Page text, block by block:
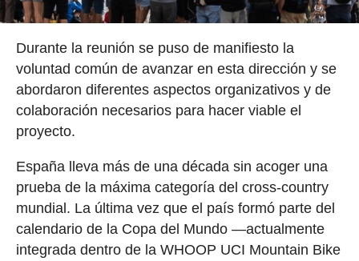
Durante la reunión se puso de manifiesto la
voluntad común de avanzar en esta dirección y se
abordaron diferentes aspectos organizativos y de
colaboración necesarios para hacer viable el
proyecto.
España lleva más de una década sin acoger una
prueba de la máxima categoría del cross-country
mundial. La última vez que el país formó parte del
calendario de la Copa del Mundo —actualmente
integrada dentro de la WHOOP UCI Mountain Bike